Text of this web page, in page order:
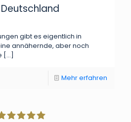
gibt es eigentlich in
annähernde, aber noch
[…]
Mehr erfahren